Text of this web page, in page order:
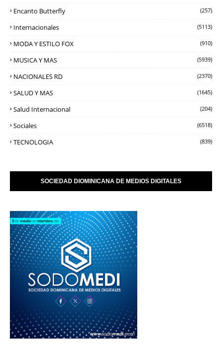
Encanto Butterfly (257)
Internacionales (5113)
MODA Y ESTILO FOX (910)
MUSICA Y MAS (5939)
NACIONALES RD (2370)
SALUD Y MAS (1645)
Salud Internacional (204)
Sociales (6518)
TECNOLOGIA (839)
SOCIEDAD DIOMINICANA DE MEDIOS DIGITALES